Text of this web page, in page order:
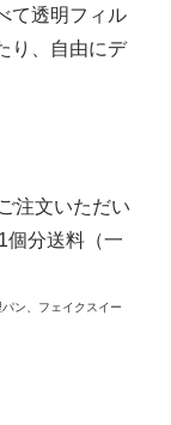
て透明フィル
り、自由にデ
注文いただい
個分送料（一
ン、フェイクスイー